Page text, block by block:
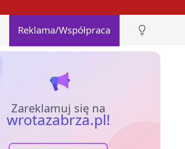
Reklama/Współpraca
Zareklamuj się na
wrotazabrza.pl!